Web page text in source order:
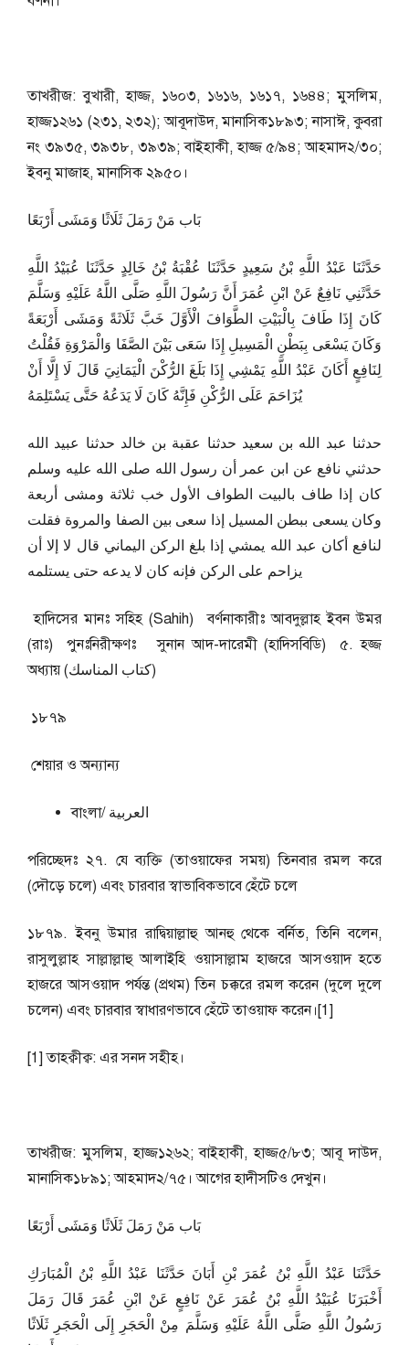
তাখরীজ: বুখারী, হাজ্জ, ১৬০৩, ১৬১৬, ১৬১৭, ১৬৪৪; মুসলিম,
হাজ্জ১২৬১ (২৩১, ২৩২); আবূদাউদ, মানাসিক১৮৯৩; নাসাঈ, কুবরা
নং ৩৯৩৫, ৩৯৩৮, ৩৯৩৯; বাইহাকী, হাজ্জ ৫/৯৪; আহমাদ২/৩০;
ইবনু মাজাহ, মানাসিক ২৯৫০।
بَاب مَنْ رَمَلَ ثَلَاثًا وَمَشَى أَرْبَعًا
حَدَّثَنَا عَبْدُ اللَّهِ بْنُ سَعِيدٍ حَدَّثَنَا عُقْبَةُ بْنُ خَالِدٍ حَدَّثَنَا عُبَيْدُ اللَّهِ
حَدَّثَنِي نَافِعٌ عَنْ ابْنِ عُمَرَ أَنَّ رَسُولَ اللَّهِ صَلَّى اللَّهُ عَلَيْهِ وَسَلَّمَ
كَانَ إِذَا طَافَ بِالْبَيْتِ الطَّوَافَ الْأَوَّلَ خَبَّ ثَلَاثَةً وَمَشَى أَرْبَعَةً
وَكَانَ يَسْعَى بِبَطْنِ الْمَسِيلِ إِذَا سَعَى بَيْنَ الصَّفَا وَالْمَرْوَةِ فَقُلْتُ
لِنَافِعٍ أَكَانَ عَبْدُ اللَّهِ يَمْشِي إِذَا بَلَغَ الرُّكْنَ الْيَمَانِيَ قَالَ لَا إِلَّا أَنْ
يُزَاحَمَ عَلَى الرُّكْنِ فَإِنَّهُ كَانَ لَا يَدَعُهُ حَتَّى يَسْتَلِمَهُ
حدثنا عبد الله بن سعيد حدثنا عقبة بن خالد حدثنا عبيد الله
حدثني نافع عن ابن عمر أن رسول الله صلى الله عليه وسلم
كان إذا طاف بالبيت الطواف الأول خب ثلاثة ومشى أربعة
وكان يسعى ببطن المسيل إذا سعى بين الصفا والمروة فقلت
لنافع أكان عبد الله يمشي إذا بلغ الركن اليماني قال لا إلا أن
يزاحم على الركن فإنه كان لا يدعه حتى يستلمه
হাদিসের মানঃ সহিহ (Sahih) বর্ণনাকারীঃ আবদুল্লাহ ইবন উমর
(রাঃ) পুনঃনিরীক্ষণঃ সুনান আদ-দারেমী (হাদিসবিডি) ৫. হজ্জ
অধ্যায় (كتاب المناسك)
১৮৭৯
শেয়ার ও অন্যান্য
বাংলা/ العربية
পরিচ্ছেদঃ ২৭. যে ব্যক্তি (তাওয়াফের সময়) তিনবার রমল করে
(দৌড়ে চলে) এবং চারবার স্বাভাবিকভাবে হেঁটে চলে
১৮৭৯. ইবনু উমার রাদ্বিয়াল্লাহু আনহু থেকে বর্নিত, তিনি বলেন,
রাসুলুল্লাহ সাল্লাল্লাহু আলাইহি ওয়াসাল্লাম হাজরে আসওয়াদ হতে
হাজরে আসওয়াদ পর্যন্ত (প্রথম) তিন চক্করে রমল করেন (দুলে দুলে
চলেন) এবং চারবার স্বাধারণভাবে হেঁটে তাওয়াফ করেন।[1]
[1] তাহক্বীক্ব: এর সনদ সহীহ।
তাখরীজ: মুসলিম, হাজ্জ১২৬২; বাইহাকী, হাজ্জ৫/৮৩; আবূ দাউদ,
মানাসিক১৮৯১; আহমাদ২/৭৫। আগের হাদীসটিও দেখুন।
بَاب مَنْ رَمَلَ ثَلَاثًا وَمَشَى أَرْبَعًا
حَدَّثَنَا عَبْدُ اللَّهِ بْنُ عُمَرَ بْنِ أَبَانَ حَدَّثَنَا عَبْدُ اللَّهِ بْنُ الْمُبَارَكِ
أَخْبَرَنَا عُبَيْدُ اللَّهِ بْنُ عُمَرَ عَنْ نَافِعٍ عَنْ ابْنِ عُمَرَ قَالَ رَمَلَ
رَسُولُ اللَّهِ صَلَّى اللَّهُ عَلَيْهِ وَسَلَّمَ مِنْ الْحَجَرِ إِلَى الْحَجَرِ ثَلَاثًا